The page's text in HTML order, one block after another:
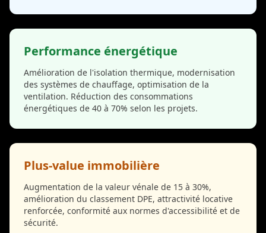
Performance énergétique
Amélioration de l'isolation thermique, modernisation
des systèmes de chauffage, optimisation de la
ventilation. Réduction des consommations
énergétiques de 40 à 70% selon les projets.
Plus-value immobilière
Augmentation de la valeur vénale de 15 à 30%,
amélioration du classement DPE, attractivité locative
renforcée, conformité aux normes d'accessibilité et de
sécurité.